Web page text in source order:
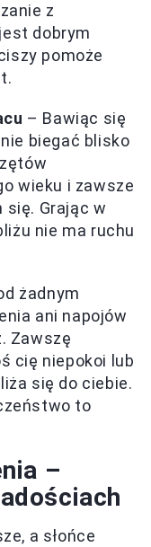
z
dobrym
pomoże
– Bawiąc się
biegać blisko
wieku i zawsze
się. Grając w
nie ma ruchu
żadnym
ani napojów
Zawszę
cię niepokoi lub
się do ciebie.
to
–
a słońce